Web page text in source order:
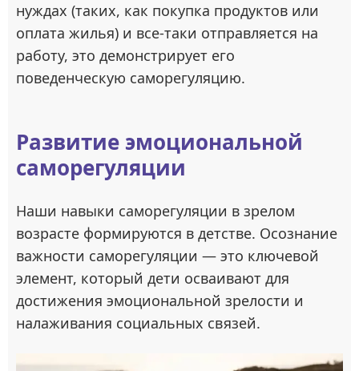
нуждах (таких, как покупка продуктов или
оплата жилья) и все-таки отправляется на
работу, это демонстрирует его
поведенческую саморегуляцию.
Развитие эмоциональной
саморегуляции
Наши навыки саморегуляции в зрелом
возрасте формируются в детстве. Осознание
важности саморегуляции — это ключевой
элемент, который дети осваивают для
достижения эмоциональной зрелости и
налаживания социальных связей.